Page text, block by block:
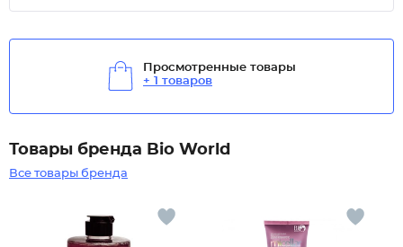
Просмотренные товары
+ 1 товаров
Товары бренда Bio World
Все товары бренда